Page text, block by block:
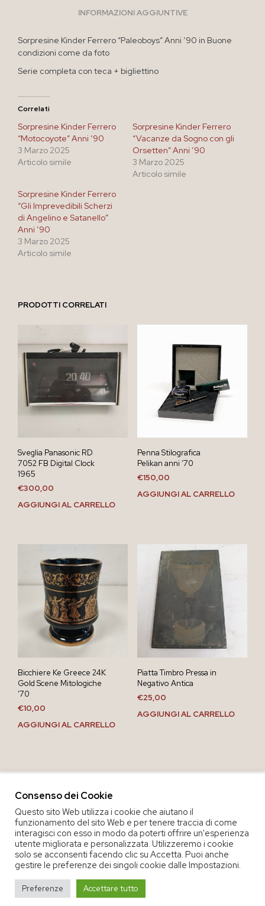
INFORMAZIONI AGGIUNTIVE
Sorpresine Kinder Ferrero “Paleoboys” Anni ’90 in Buone
condizioni come da foto
Serie completa con teca + bigliettino
Correlati
Sorpresine Kinder Ferrero
“Motocoyote” Anni ’90
3 Marzo 2025
Articolo simile
Sorpresine Kinder Ferrero
“Vacanze da Sogno con gli
Orsetten” Anni ’90
3 Marzo 2025
Articolo simile
Sorpresine Kinder Ferrero
“Gli Imprevedibili Scherzi
di Angelino e Satanello”
Anni ’90
3 Marzo 2025
Articolo simile
PRODOTTI CORRELATI
Sveglia Panasonic RD
7052 FB Digital Clock
1965
€300,00
AGGIUNGI AL CARRELLO
Penna Stilografica
Pelikan anni ’70
€150,00
AGGIUNGI AL CARRELLO
Bicchiere Ke Greece 24K
Gold Scene Mitologiche
’70
€10,00
AGGIUNGI AL CARRELLO
Piatta Timbro Pressa in
Negativo Antica
€25,00
AGGIUNGI AL CARRELLO
COPYRIGHT 2020 COOP. SOC. OFFICINA 68 |
TERMINI E CONDIZIONI DEL SERVIZIO|
Consenso dei Cookie
Questo sito Web utilizza i cookie che aiutano il
funzionamento del sito Web e per tenere traccia di come
interagisci con esso in modo da poterti offrire un'esperienza
utente migliorata e personalizzata. Utilizzeremo i cookie
solo se acconsenti facendo clic su Accetta. Puoi anche
gestire le preferenze dei singoli cookie dalle Impostazioni.
Preferenze Accettare tutto